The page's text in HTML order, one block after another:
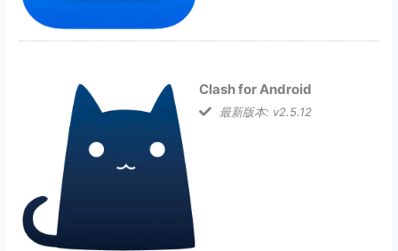
Clash for Android
最新版本: v2.5.12